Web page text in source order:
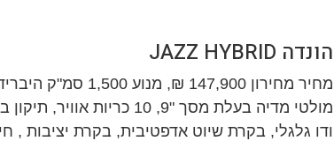
הונדה JAZZ HYBRID
מולטי מדיה בעלת מסך "9, 10
ודו גלגלי, בקרת שיוט אדפטיבית, בקרת יציבות ,